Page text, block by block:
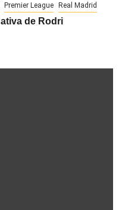
Premier League Real Madrid
de Rodri